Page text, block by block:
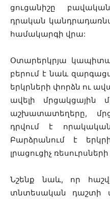
ցուցանիշը
դրական
համակարգի վրա:
Օտարերկրյա
բերում է նաև
երկրների փորձն ու
ավելի մրցակցային
աշխատատեղերը,
դրվում է
Բարձրանում է
լրացուցիչ
Նշենք նաև, որ
տնտեսական դաշտի